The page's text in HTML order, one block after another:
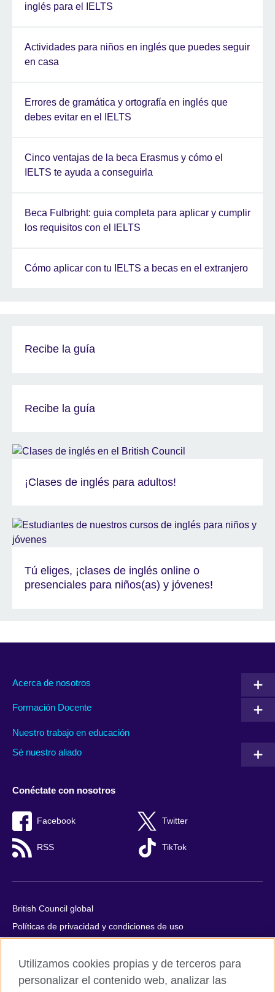
inglés para el IELTS
Actividades para niños en inglés que puedes seguir
en casa
Errores de gramática y ortografía en inglés que
debes evitar en el IELTS
Cinco ventajas de la beca Erasmus y cómo el
IELTS te ayuda a conseguirla
Beca Fulbright: guia completa para aplicar y cumplir
los requisitos con el IELTS
Cómo aplicar con tu IELTS a becas en el extranjero
Recibe la guía
Recibe la guía
¡Clases de inglés para adultos!
Tú eliges, ¡clases de inglés online o
presenciales para niños(as) y jóvenes!
Acerca de nosotros
Formación Docente
Nuestro trabajo en educación
Sé nuestro aliado
Conéctate con nosotros
Facebook Twitter
RSS TikTok
British Council global
Políticas de privacidad y condiciones de uso
Cookies
Quejas y comentarios
Utilizamos cookies propias y de terceros para
personalizar el contenido web, analizar las